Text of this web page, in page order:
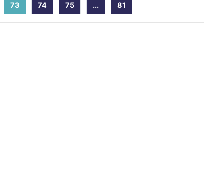
73(current)
74 75 ... 81